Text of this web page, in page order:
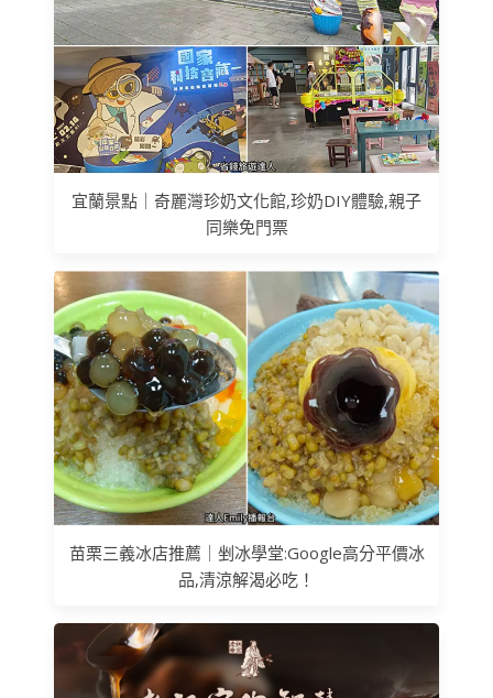
宜蘭景點｜奇麗灣珍奶文化館,珍奶DIY體驗,親子
同樂免門票
苗栗三義冰店推薦｜剉冰學堂:Google高分平價冰
品,清涼解渴必吃！